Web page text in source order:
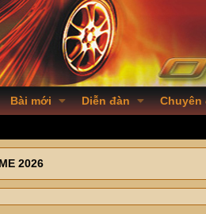
Bài mới Diễn đàn Chuyên
2026